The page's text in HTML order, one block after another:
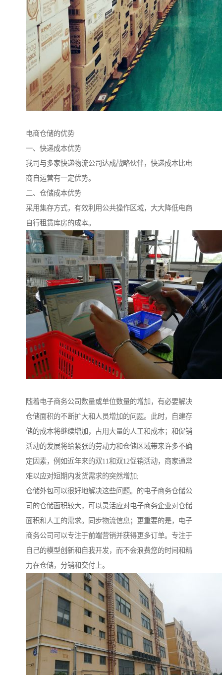
电商仓储的优势
一、快递成本优势
我司与多家快递物流公司达成战略伙伴，快递成本比电
商自运营有一定优势。
二、仓储成本优势
采用集存方式，有效利用公共操作区域，大大降低电商
自行租赁库房的成本。
随着电子商务公司数量或单位数量的增加，有必要解决
仓储面积的不断扩大和人员增加的问题。此时，自建存
储的成本将继续增加，占用大量的人工和成本；和促销
活动的发展将给紧张的劳动力和仓储区域带来许多不确
定因素，例如近年来的双11和双12促销活动，商家通常
难以应对短期内发货需求的突然增加;
仓储外包可以很好地解决这些问题。的电子商务仓储公
司的仓储面积较大，可以灵活应对电子商务企业对仓储
面积和人工的需求。同步物流信息；更重要的是，电子
商务公司可以专注于前端营销并获得更多订单。专注于
自己的模型创新和自我开发，而不会浪费您的时间和精
力在仓储，分销和交付上。